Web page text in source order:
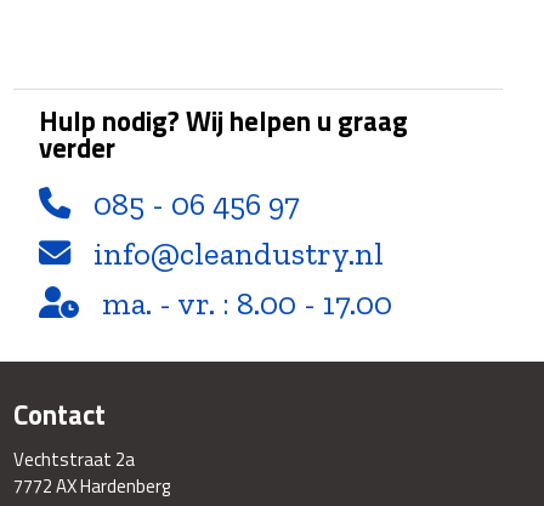
Hulp nodig? Wij helpen u graag
verder
085 - 06 456 97
info@cleandustry.nl
ma. - vr. : 8.00 - 17.00
Contact
Vechtstraat 2a
7772 AX Hardenberg